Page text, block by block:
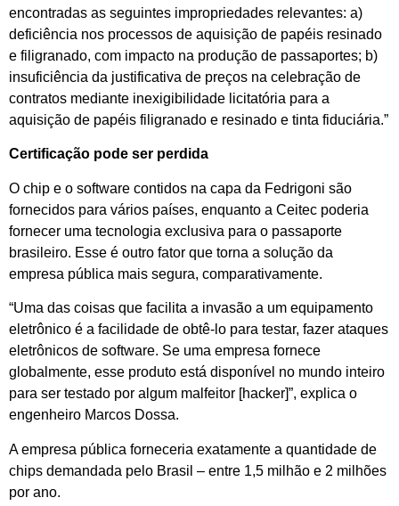
encontradas as seguintes impropriedades relevantes: a)
deficiência nos processos de aquisição de papéis resinado
e filigranado, com impacto na produção de passaportes; b)
insuficiência da justificativa de preços na celebração de
contratos mediante inexigibilidade licitatória para a
aquisição de papéis filigranado e resinado e tinta fiduciária.”
Certificação pode ser perdida
O chip e o software contidos na capa da Fedrigoni são
fornecidos para vários países, enquanto a Ceitec poderia
fornecer uma tecnologia exclusiva para o passaporte
brasileiro. Esse é outro fator que torna a solução da
empresa pública mais segura, comparativamente.
“Uma das coisas que facilita a invasão a um equipamento
eletrônico é a facilidade de obtê-lo para testar, fazer ataques
eletrônicos de software. Se uma empresa fornece
globalmente, esse produto está disponível no mundo inteiro
para ser testado por algum malfeitor [hacker]”, explica o
engenheiro Marcos Dossa.
A empresa pública forneceria exatamente a quantidade de
chips demandada pelo Brasil – entre 1,5 milhão e 2 milhões
por ano.